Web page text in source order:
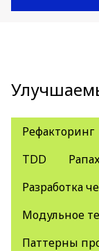
Рефакторинг
TDD
Разработка
Модульное
Паттерны